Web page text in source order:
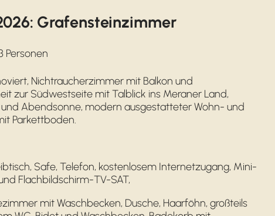
Grafensteinzimmer
Personen
Nichtraucherzimmer mit Balkon und
zur Südwestseite mit Talblick ins Meraner Land,
Abendsonne, modern ausgestatteter Wohn- und
Parkettboden.
Safe, Telefon, kostenlosem Internetzugang, Mini-
Flachbildschirm-TV-SAT,
mit Waschbecken, Dusche, Haarföhn, großteils